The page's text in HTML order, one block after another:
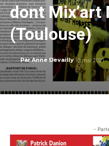
dont Mix’art
(Toulouse)
Par Anne Devailly 10 mai 2021
-